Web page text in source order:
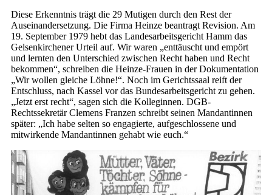
Diese Erkenntnis trägt die 29 Mutigen durch den Rest der
Auseinandersetzung. Die Firma Heinze beantragt Revision. Am
19. September 1979 hebt das Landesarbeitsgericht Hamm das
Gelsenkirchener Urteil auf. Wir waren „enttäuscht und empört
und lernten den Unterschied zwischen Recht haben und Recht
bekommen“, schreiben die Heinze-Frauen in der Dokumentation
„Wir wollen gleiche Löhne!“. Noch im Gerichtssaal reift der
Entschluss, nach Kassel vor das Bundesarbeitsgericht zu gehen.
„Jetzt erst recht“, sagen sich die Kolleginnen. DGB-
Rechtssekretär Clemens Franzen schreibt seinen Mandantinnen
später: „Ich habe selten so engagierte, aufgeschlossene und
mitwirkende Mandantinnen gehabt wie euch.“